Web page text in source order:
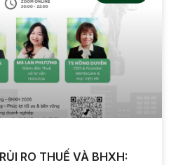
RO THUẾ VÀ BHXH: